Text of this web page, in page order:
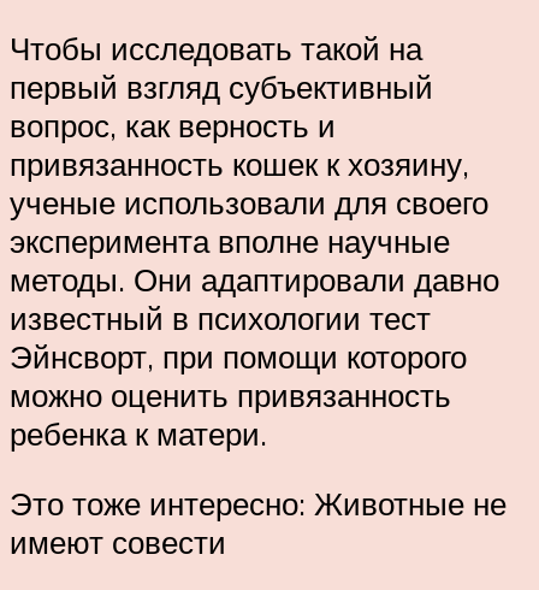
Чтобы исследовать такой на
первый взгляд субъективный
вопрос, как верность и
привязанность кошек к хозяину,
ученые использовали для своего
эксперимента вполне научные
методы. Они адаптировали давно
известный в психологии тест
Эйнсворт, при помощи которого
можно оценить привязанность
ребенка к матери.
Это тоже интересно: Животные не
имеют совести